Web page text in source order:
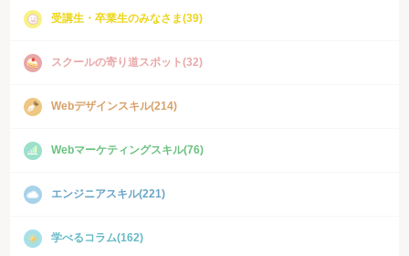
受講生・卒業生のみなさま(39)
スクールの寄り道スポット(32)
Webデザインスキル(214)
Webマーケティングスキル(76)
エンジニアスキル(221)
学べるコラム(162)